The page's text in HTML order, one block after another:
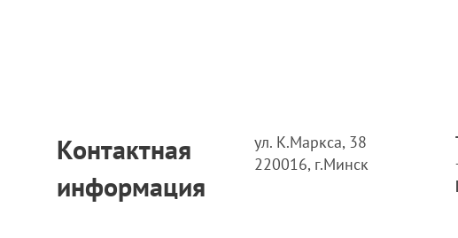
Контактная
информация
ул. К.Маркса, 38
220016, г.Минск